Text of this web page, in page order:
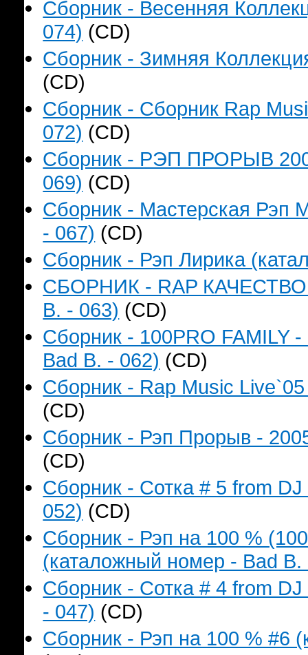
Сборник - Весенняя
074) (CD)
Сборник - Зимняя
(CD)
Сборник - Сборник Rap
072) (CD)
Сборник - РЭП ПРОРЫВ
069) (CD)
Сборник - Мастерская Рэп
- 067) (CD)
Сборник - Рэп Лирика
СБОРНИК - RAP КАЧЕСТВО
B. - 063) (CD)
Сборник - 100PRO FAMILY
Bad B. - 062) (CD)
Сборник - Rap Music
(CD)
Сборник - Рэп Прорыв -
(CD)
Сборник - Сотка # 5 from
052) (CD)
Сборник - Рэп на 100 %
(каталожный номер - Bad B.
Сборник - Сотка # 4 from
- 047) (CD)
Сборник - Рэп на 100 % #6